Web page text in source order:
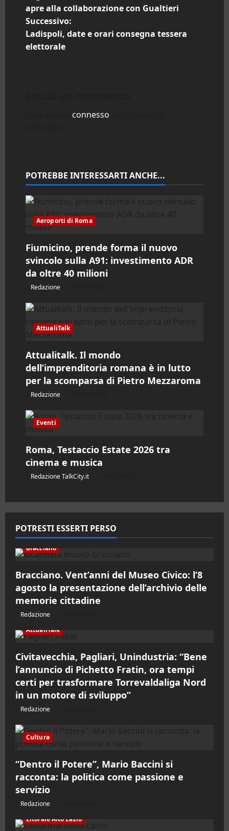
a
v
i
n
e
a
r
t
c
o
l
o
apre alla collaborazione con Gualtieri
Successivo:
Ladispoli, date e orari consegna tessera
elettorale
connesso
POTREBBE INTERESSARTI ANCHE...
Aeroporti di Roma
Fiumicino, prende forma il nuovo
svincolo sulla A91: investimento ADR
da oltre 40 milioni
Redazione
AttualiTalk
Attualitalk. Il mondo
dell’imprenditoria romana è in lutto
per la scomparsa di Pietro Mezzaroma
Redazione
Eventi
Roma, Testaccio Estate 2026 tra
cinema e musica
Redazione TalkCity.it
POTRESTI ESSERTI PERSO
Bracciano
Bracciano. Vent’anni del Museo Civico: l’8
agosto la presentazione dell’archivio delle
memorie cittadine
Redazione
AttualiTalk
Civitavecchia, Pagliari, Unindustria: “Bene
l’annuncio di Pichetto Fratin, ora tempi
certi per trasformare Torrevaldaliga Nord
in un motore di sviluppo”
Redazione
Cultura
“Dentro il Potere”, Mario Baccini si
racconta: la politica come passione e
servizio
Redazione
Litorale Alto Lazio